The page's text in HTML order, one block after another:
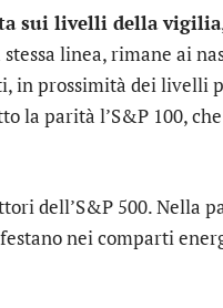
sui livelli della vigilia
stessa linea, rimane ai
in prossimità dei livelli
la parità l’S&P 100,
dell’S&P 500. Nella
nei comparti